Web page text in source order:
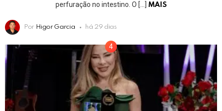
perfuração no intestino. O […]
MAIS
Por Higor Garcia há 29 dias